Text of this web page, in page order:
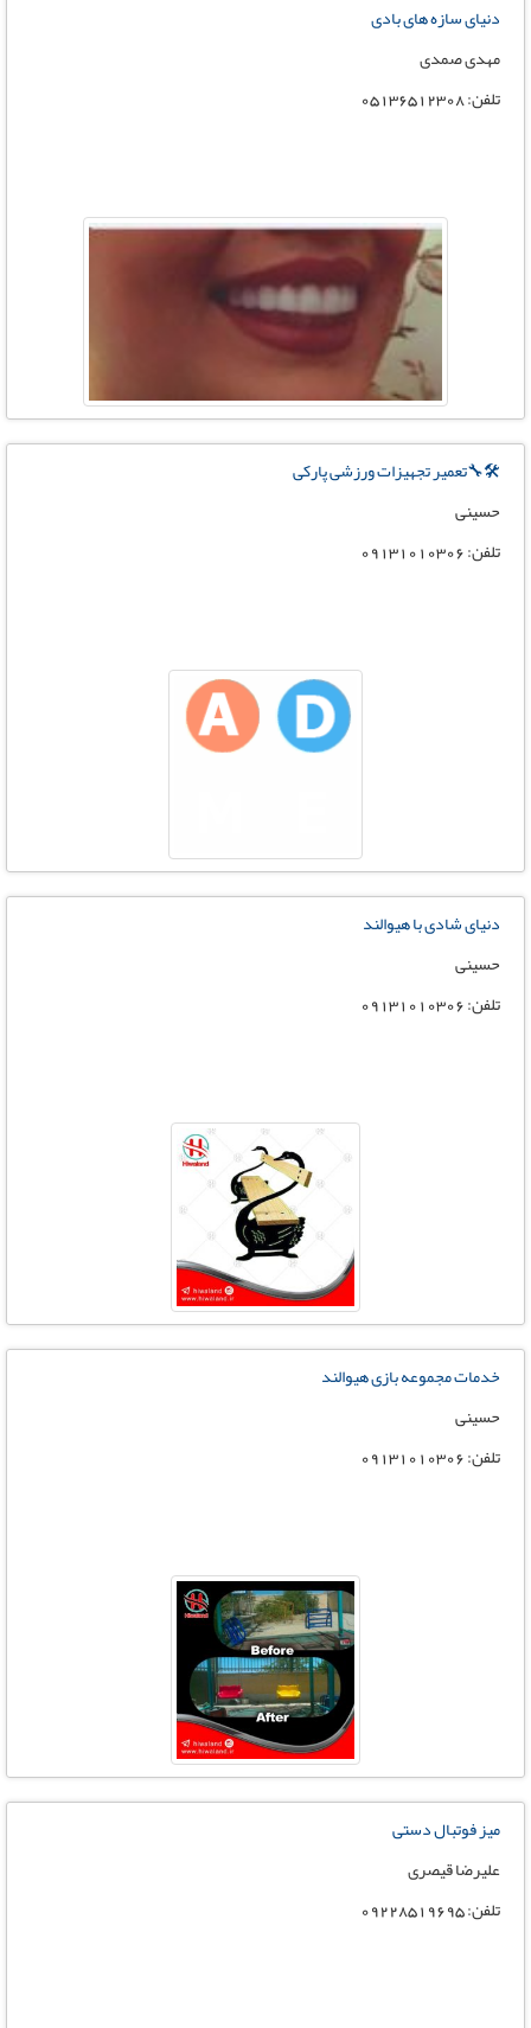
دنیای سازه های بادی
مهدی صمدی
تلفن: 05136512308
🛠🔧تعمیر تجهیزات ورزشی پارکی
حسینی
تلفن: 09131010306
دنیای شادی با هیوالند
حسینی
تلفن: ۰۹۱۳۱۰۱۰۳۰۶
خدمات مجموعه بازی هیوالند
حسینی
تلفن: 09131010306
میز فوتبال دستی
علیرضا قیصری
تلفن: 09228519695